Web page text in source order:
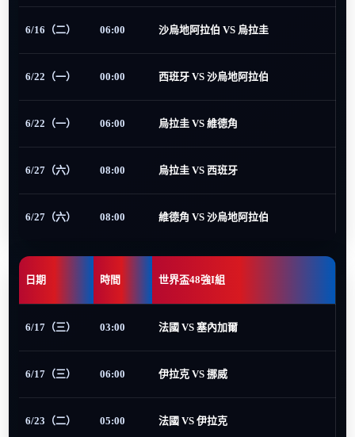
6/16（二） 06:00 沙烏地阿拉伯 VS 烏拉圭
6/22（一） 00:00 西班牙 VS 沙烏地阿拉伯
6/22（一） 06:00 烏拉圭 VS 維德角
6/27（六） 08:00 烏拉圭 VS 西班牙
6/27（六） 08:00 維德角 VS 沙烏地阿拉伯
日期 時間 世界盃48強I組
6/17（三） 03:00 法國 VS 塞內加爾
6/17（三） 06:00 伊拉克 VS 挪威
6/23（二） 05:00 法國 VS 伊拉克